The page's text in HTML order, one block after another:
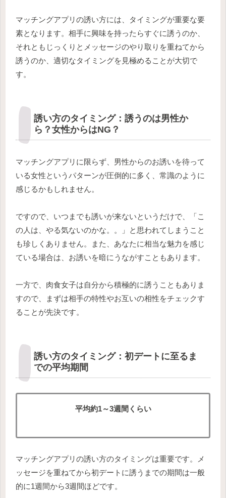
マッチングアプリの誘い方には、タイミングが重要な要
素となります。相手に興味を持ったらすぐに誘うのか、
それともじっくりとメッセージのやり取りを重ねてから
誘うのか、適切なタイミングを見極めることが大切で
す。
誘い方のタイミング：誘うのは男性か
ら？女性からはNG？
マッチングアプリに限らず、男性からのお誘いを待って
いる女性というパターンが圧倒的に多く、常識のように
感じるかもしれません。
ですので、いつまでも誘いが来ないというだけで、「こ
の人は、やる気ないのかな。。」と思われてしまうこと
も珍しくありません。また、あなたに相当な魅力を感じ
ている場合は、お誘いを暗にうながすこともあります。
一方で、肉食女子は自分から積極的に誘うこともありま
すので、まずは相手の特性やお互いの相性をチェックす
ることが先決です。
誘い方のタイミング：初デートに至るま
での平均期間
平均約1～3週間くらい
マッチングアプリの誘い方のタイミングは重要です。メ
ッセージを重ねてから初デートに誘うまでの期間は一般
的に1週間から3週間ほどです。